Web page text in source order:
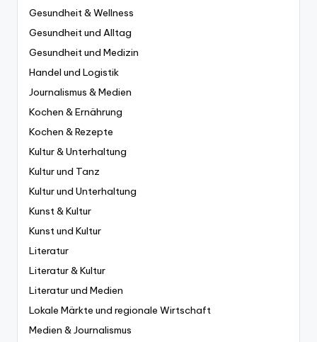
Gesundheit & Wellness
Gesundheit und Alltag
Gesundheit und Medizin
Handel und Logistik
Journalismus & Medien
Kochen & Ernährung
Kochen & Rezepte
Kultur & Unterhaltung
Kultur und Tanz
Kultur und Unterhaltung
Kunst & Kultur
Kunst und Kultur
Literatur
Literatur & Kultur
Literatur und Medien
Lokale Märkte und regionale Wirtschaft
Medien & Journalismus